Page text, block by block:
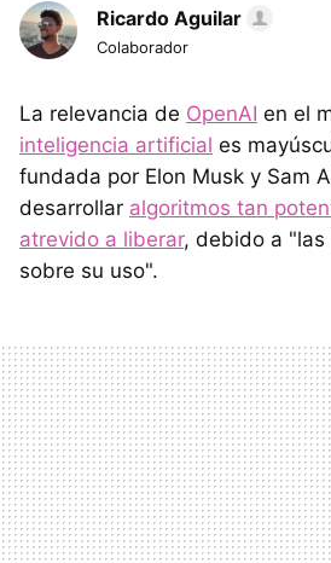
Ricardo Aguilar
Colaborador
La relevancia de OpenAI en el
inteligencia artificial es
fundada por Elon Musk y Sam
desarrollar algoritmos tan
atrevido a liberar, debido a "las
sobre su uso".